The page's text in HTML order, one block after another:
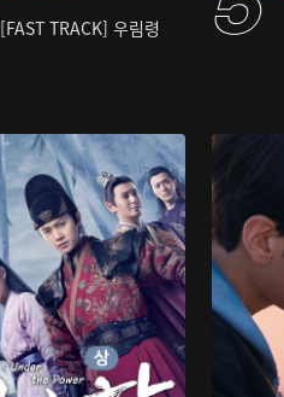
[FAST TRACK] 우림령